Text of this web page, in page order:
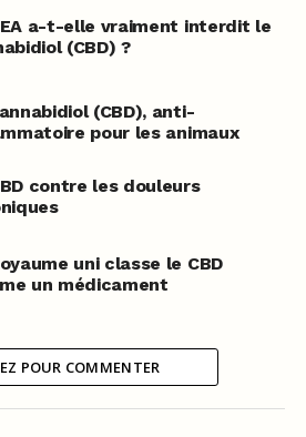
a-t-elle vraiment interdit le
(CBD) ?
(CBD), anti-
pour les animaux
contre les douleurs
uni classe le CBD
un médicament
POUR COMMENTER